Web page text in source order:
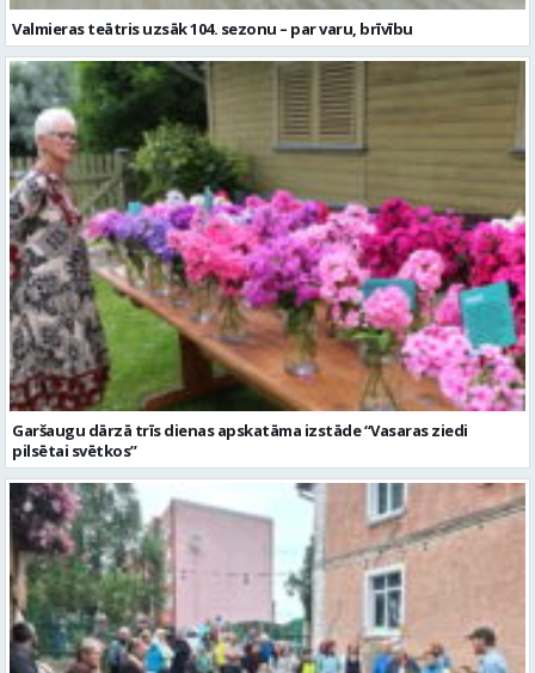
Valmieras teātris uzsāk 104. sezonu – par varu, brīvību
Garšaugu dārzā trīs dienas apskatāma izstāde “Vasaras ziedi
pilsētai svētkos”